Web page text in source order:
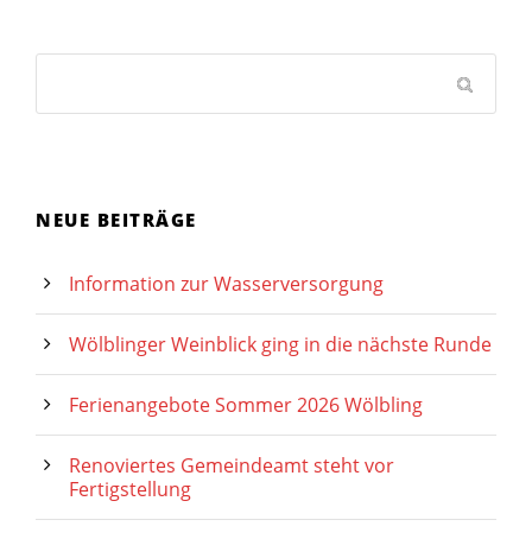
NEUE BEITRÄGE
Information zur Wasserversorgung
Wölblinger Weinblick ging in die nächste Runde
Ferienangebote Sommer 2026 Wölbling
Renoviertes Gemeindeamt steht vor
Fertigstellung